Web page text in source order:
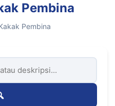
Pembina
Pembina